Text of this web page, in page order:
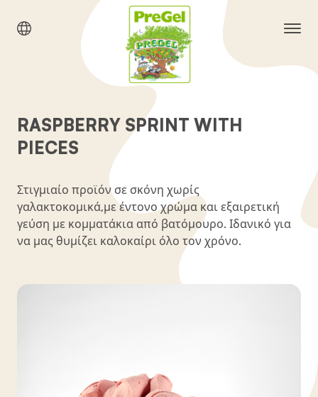
RASPBERRY SPRINT WITH
PIECES
Στιγμιαίο προϊόν σε σκόνη χωρίς
γαλακτοκομικά,με έντονο χρώμα και εξαιρετική
γεύση με κομματάκια από βατόμουρο. Ιδανικό για
να μας θυμίζει καλοκαίρι όλο τον χρόνο.